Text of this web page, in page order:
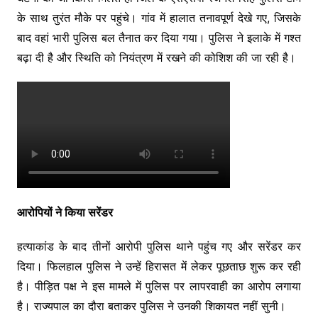
के साथ तुरंत मौके पर पहुंचे। गांव में हालात तनावपूर्ण देखे गए, जिसके
बाद वहां भारी पुलिस बल तैनात कर दिया गया। पुलिस ने इलाके में गश्त
बढ़ा दी है और स्थिति को नियंत्रण में रखने की कोशिश की जा रही है।
आरोपियों ने किया सरेंडर
हत्याकांड के बाद तीनों आरोपी पुलिस थाने पहुंच गए और सरेंडर कर
दिया। फिलहाल पुलिस ने उन्हें हिरासत में लेकर पूछताछ शुरू कर रही
है। पीड़ित पक्ष ने इस मामले में पुलिस पर लापरवाही का आरोप लगाया
है। राज्यपाल का दौरा बताकर पुलिस ने उनकी शिकायत नहीं सुनी।